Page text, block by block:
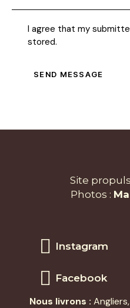
I agree that my
stored.
SEND MESSAGE
Site
Photos :
Instagram
Facebook
Nous livrons : Angliers,